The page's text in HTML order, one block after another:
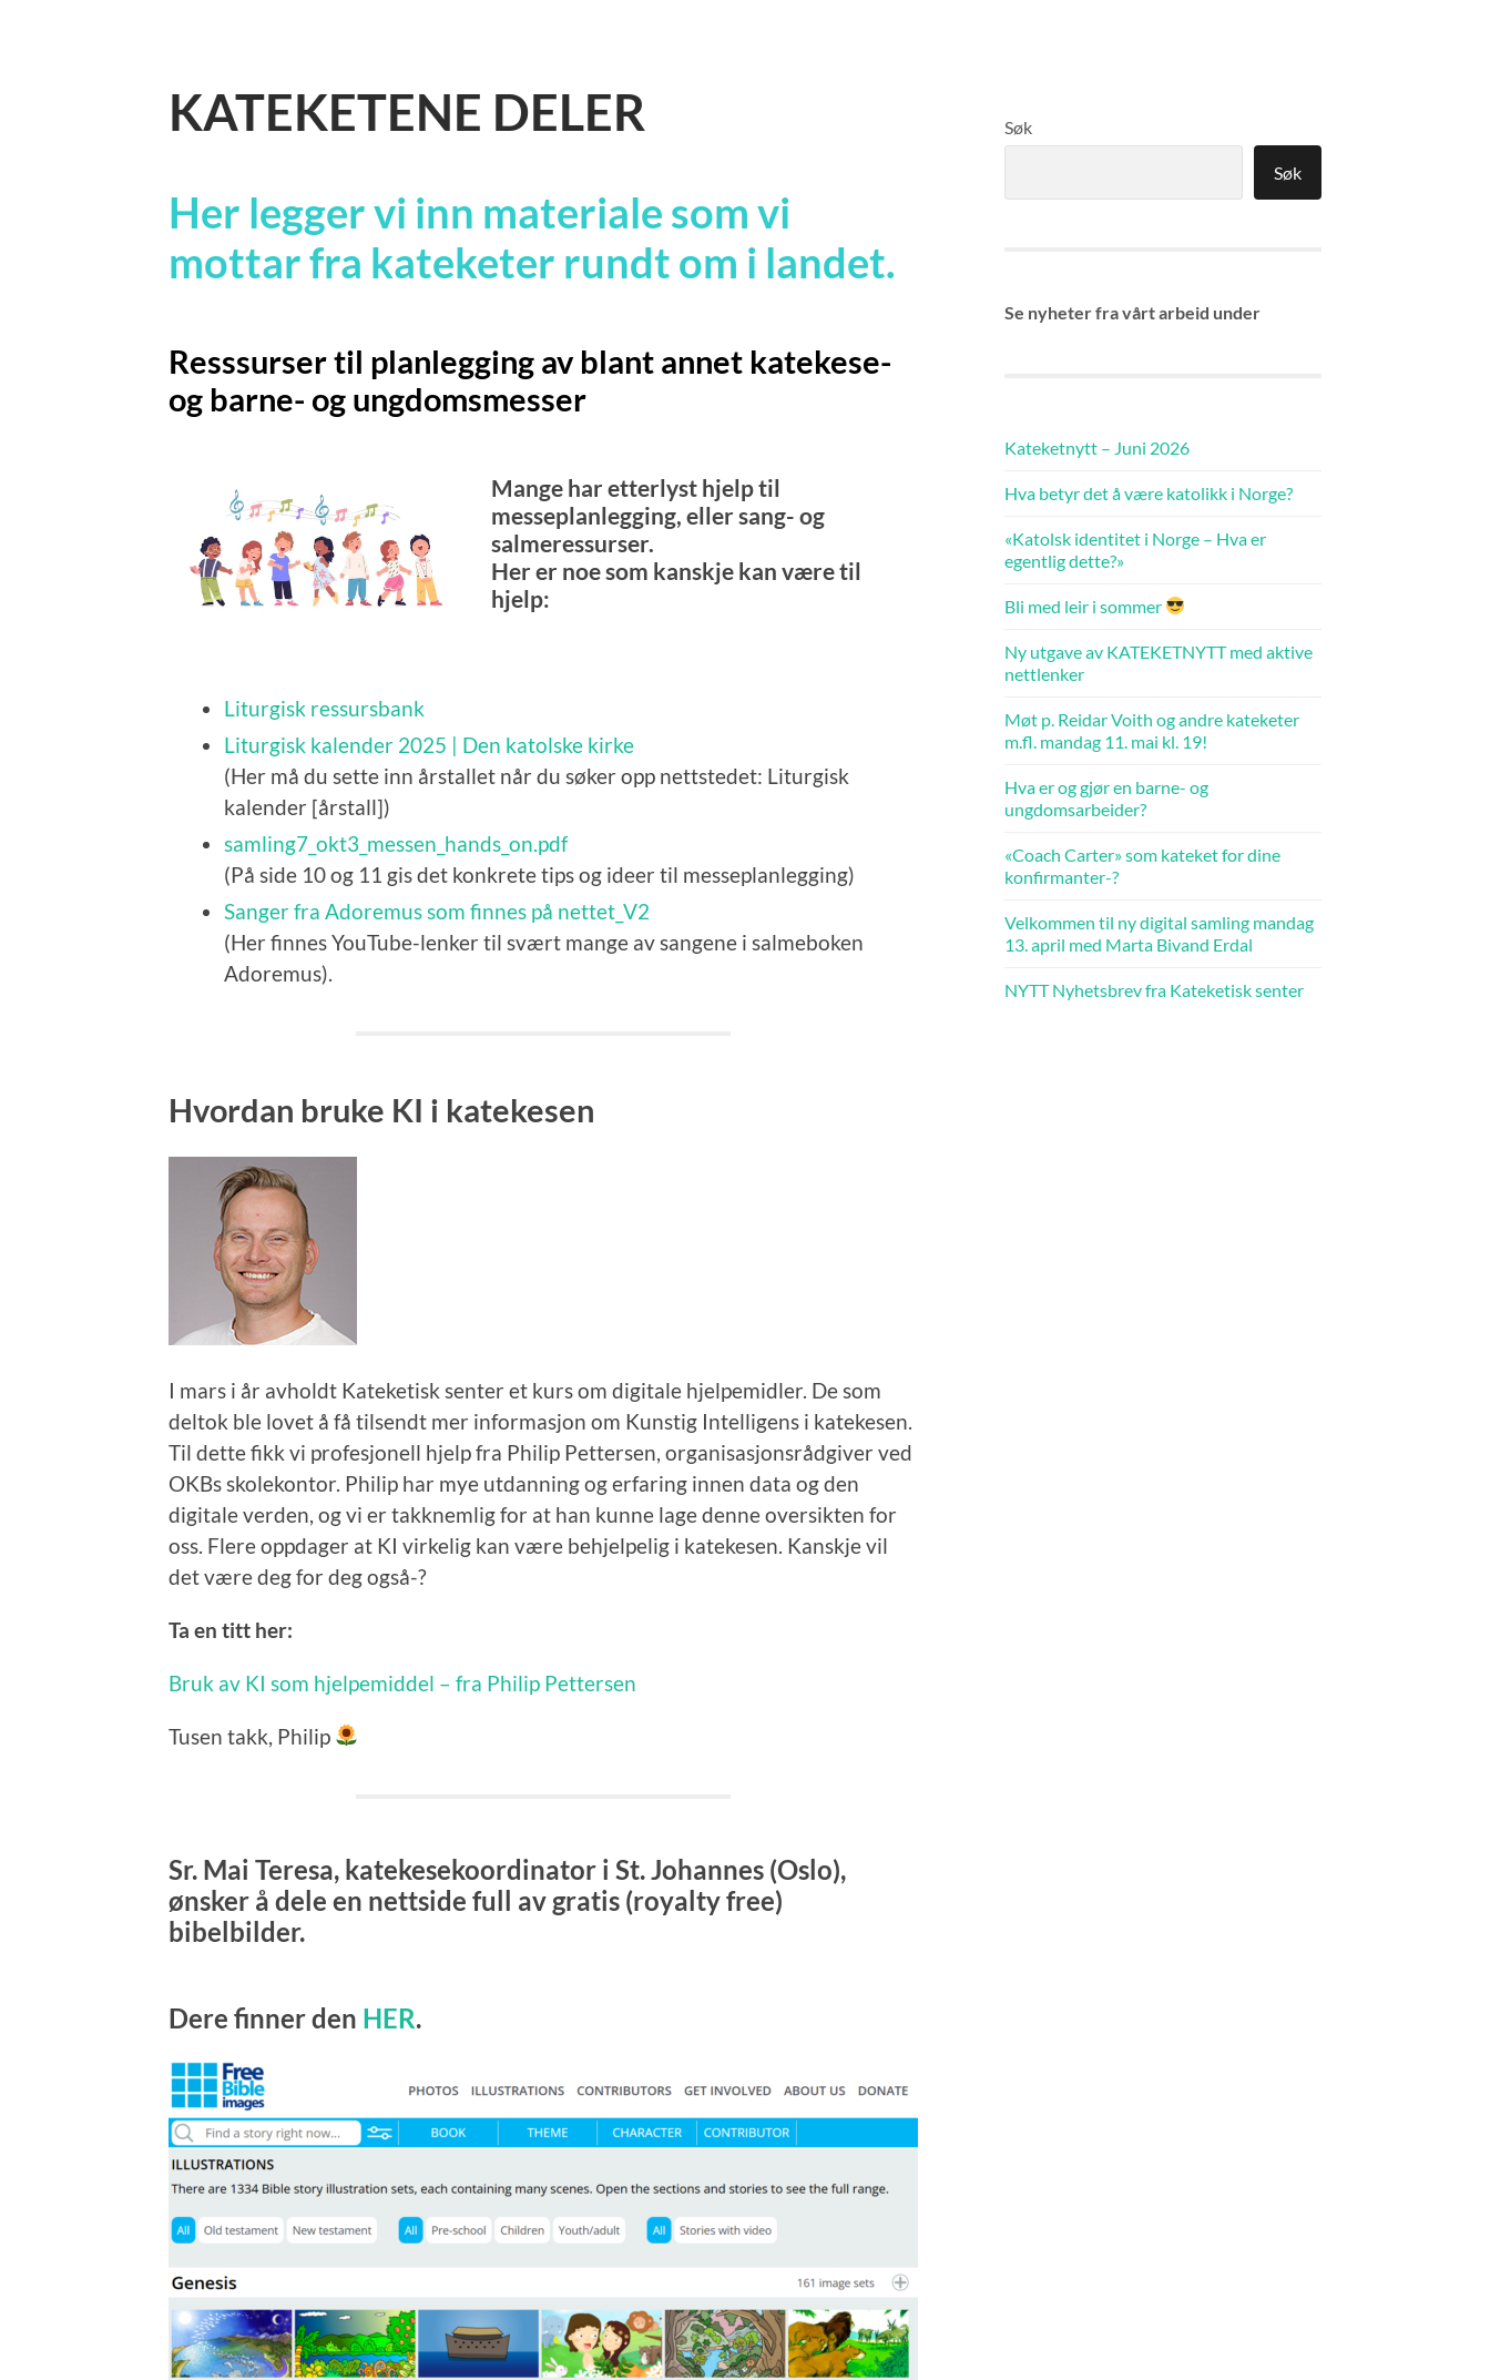
KATEKETENE DELER
Her legger vi inn materiale som vi
mottar fra kateketer rundt om i landet.
Resssurser til planlegging av blant annet katekese-
og barne- og ungdomsmesser
Mange har etterlyst hjelp til
messeplanlegging, eller sang- og
salmeressurser.
Her er noe som kanskje kan være til
hjelp:
Liturgisk ressursbank
Liturgisk kalender 2025 | Den katolske kirke
(Her må du sette inn årstallet når du søker opp nettstedet: Liturgisk
kalender [årstall])
samling7_okt3_messen_hands_on.pdf
(På side 10 og 11 gis det konkrete tips og ideer til messeplanlegging)
Sanger fra Adoremus som finnes på nettet_V2
(Her finnes YouTube-lenker til svært mange av sangene i salmeboken
Adoremus).
Hvordan bruke KI i katekesen
I mars i år avholdt Kateketisk senter et kurs om digitale hjelpemidler. De som
deltok ble lovet å få tilsendt mer informasjon om Kunstig Intelligens i katekesen.
Til dette fikk vi profesjonell hjelp fra Philip Pettersen, organisasjonsrådgiver ved
OKBs skolekontor. Philip har mye utdanning og erfaring innen data og den
digitale verden, og vi er takknemlig for at han kunne lage denne oversikten for
oss. Flere oppdager at KI virkelig kan være behjelpelig i katekesen. Kanskje vil
det være deg for deg også-?
Ta en titt her:
Bruk av KI som hjelpemiddel – fra Philip Pettersen
Tusen takk, Philip
Sr. Mai Teresa, katekesekoordinator i St. Johannes (Oslo),
ønsker å dele en nettside full av gratis (royalty free)
bibelbilder.
Dere finner den HER.
Søk
Søk
Se nyheter fra vårt arbeid under
Kateketnytt – Juni 2026
Hva betyr det å være katolikk i Norge?
«Katolsk identitet i Norge – Hva er
egentlig dette?»
Bli med leir i sommer
Ny utgave av KATEKETNYTT med aktive
nettlenker
Møt p. Reidar Voith og andre kateketer
m.fl. mandag 11. mai kl. 19!
Hva er og gjør en barne- og
ungdomsarbeider?
«Coach Carter» som kateket for dine
konfirmanter-?
Velkommen til ny digital samling mandag
13. april med Marta Bivand Erdal
NYTT Nyhetsbrev fra Kateketisk senter